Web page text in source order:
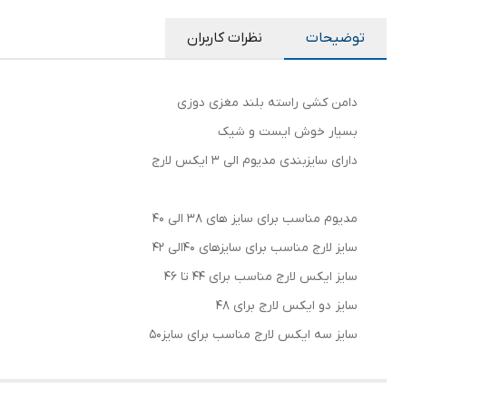
توضیحات نظرات کاربران
دامن کشی راسته بلند مغزی دوزی
بسیار خوش ایست و شیک
دارای سایزبندی مدیوم الی ۳ ایکس لارج
مدیوم مناسب برای سایز های 38 الی 40
سایز لارج مناسب برای سایزهای 40الی 42
سایز ایکس لارج مناسب برای 44 تا 46
سایز دو ایکس لارج برای 48
سایز سه ایکس لارج مناسب برای سایز50